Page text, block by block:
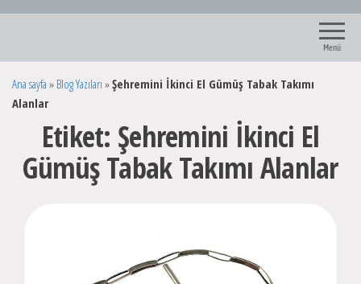
Menü
Ana sayfa » Blog Yazıları »Şehremini İkinci El Gümüş Tabak Takımı
Alanlar
Etiket: Şehremini İkinci El
Gümüş Tabak Takımı Alanlar